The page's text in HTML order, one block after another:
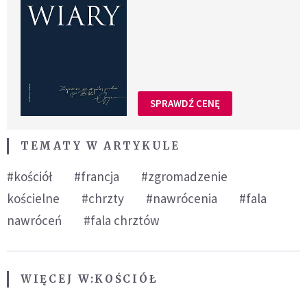
SPRAWDŹ CENĘ
TEMATY W ARTYKULE
#kościół #francja
#zgromadzenie
kościelne
#chrzty #nawrócenia
#fala
nawróceń
#fala chrztów
WIĘCEJ W:KOŚCIÓŁ